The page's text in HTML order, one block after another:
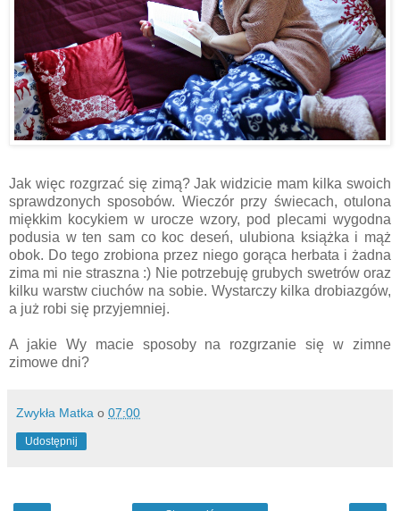
Jak więc rozgrzać się zimą? Jak widzicie mam kilka swoich
sprawdzonych sposobów. Wieczór przy świecach, otulona
miękkim kocykiem w urocze wzory, pod plecami wygodna
podusia w ten sam co koc deseń, ulubiona książka i mąż
obok. Do tego zrobiona przez niego gorąca herbata i żadna
zima mi nie straszna :) Nie potrzebuję grubych swetrów oraz
kilku warstw ciuchów na sobie. Wystarczy kilka drobiazgów,
a już robi się przyjemniej.
A jakie Wy macie sposoby na rozgrzanie się w zimne
zimowe dni?
Zwykła Matka o 07:00
Udostępnij